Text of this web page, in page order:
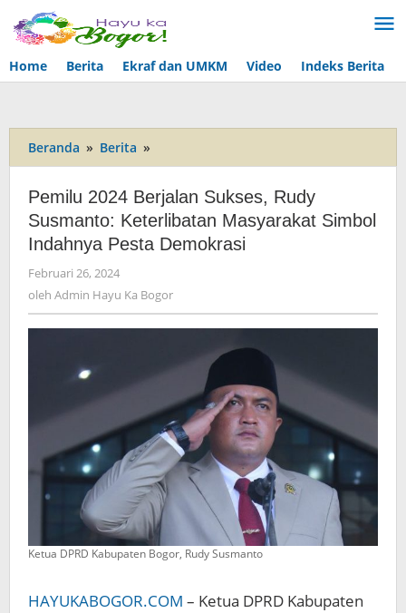
Lewati
ke
konten
Home
Berita Ekraf dan UMKM Video Indeks Berita
Beranda » Berita »
2024
Berjalan
Sukses,
Rudy
Susmanto:
Simbol
Indahnya
Demokrasi
Pemilu 2024 Berjalan Sukses, Rudy
Susmanto: Keterlibatan Masyarakat Simbol
Indahnya Pesta Demokrasi
Februari 26, 2024
Admin
Hayu
Ka
oleh Admin Hayu Ka Bogor
Ketua DPRD Kabupaten Bogor, Rudy Susmanto
HAYUKABOGOR.COM – Ketua DPRD Kabupaten